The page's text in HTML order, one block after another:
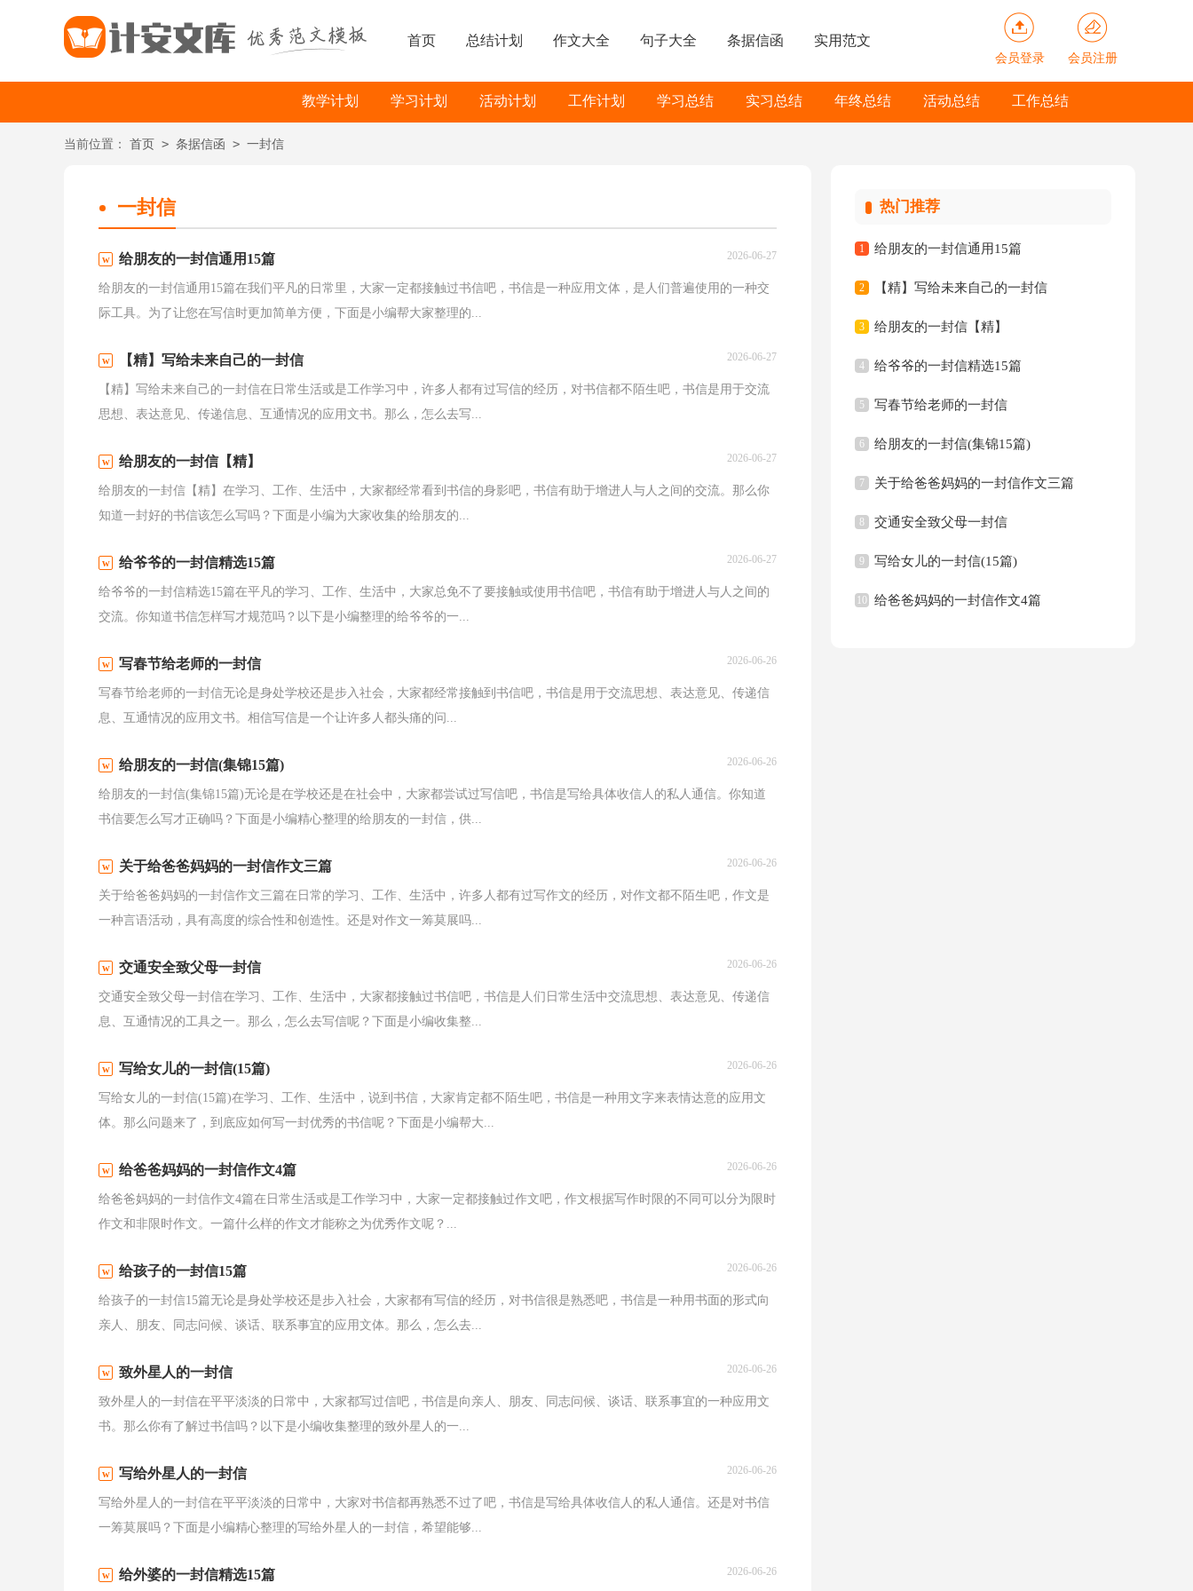
首页 总结计划 作文大全 句子大全 条据信函 实用范文
会员登录 会员注册
工作总结
活动总结
年终总结
实习总结
学习总结
工作计划
活动计划
学习计划
教学计划
当前位置： 首页 > 条据信函 > 一封信
一封信
给朋友的一封信通用15篇 2026-06-27
给朋友的一封信通用15篇在我们平凡的日常里，大家一定都接触过书信吧，书信是一种应用文体，是人们普遍使用的一种交
际工具。为了让您在写信时更加简单方便，下面是小编帮大家整理的...
【精】写给未来自己的一封信 2026-06-27
【精】写给未来自己的一封信在日常生活或是工作学习中，许多人都有过写信的经历，对书信都不陌生吧，书信是用于交流
思想、表达意见、传递信息、互通情况的应用文书。那么，怎么去写...
给朋友的一封信【精】 2026-06-27
给朋友的一封信【精】在学习、工作、生活中，大家都经常看到书信的身影吧，书信有助于增进人与人之间的交流。那么你
知道一封好的书信该怎么写吗？下面是小编为大家收集的给朋友的...
给爷爷的一封信精选15篇 2026-06-27
给爷爷的一封信精选15篇在平凡的学习、工作、生活中，大家总免不了要接触或使用书信吧，书信有助于增进人与人之间的
交流。你知道书信怎样写才规范吗？以下是小编整理的给爷爷的一...
写春节给老师的一封信 2026-06-26
写春节给老师的一封信无论是身处学校还是步入社会，大家都经常接触到书信吧，书信是用于交流思想、表达意见、传递信
息、互通情况的应用文书。相信写信是一个让许多人都头痛的问...
给朋友的一封信(集锦15篇) 2026-06-26
给朋友的一封信(集锦15篇)无论是在学校还是在社会中，大家都尝试过写信吧，书信是写给具体收信人的私人通信。你知道
书信要怎么写才正确吗？下面是小编精心整理的给朋友的一封信，供...
关于给爸爸妈妈的一封信作文三篇 2026-06-26
关于给爸爸妈妈的一封信作文三篇在日常的学习、工作、生活中，许多人都有过写作文的经历，对作文都不陌生吧，作文是
一种言语活动，具有高度的综合性和创造性。还是对作文一筹莫展吗...
交通安全致父母一封信 2026-06-26
交通安全致父母一封信在学习、工作、生活中，大家都接触过书信吧，书信是人们日常生活中交流思想、表达意见、传递信
息、互通情况的工具之一。那么，怎么去写信呢？下面是小编收集整...
写给女儿的一封信(15篇) 2026-06-26
写给女儿的一封信(15篇)在学习、工作、生活中，说到书信，大家肯定都不陌生吧，书信是一种用文字来表情达意的应用文
体。那么问题来了，到底应如何写一封优秀的书信呢？下面是小编帮大...
给爸爸妈妈的一封信作文4篇 2026-06-26
给爸爸妈妈的一封信作文4篇在日常生活或是工作学习中，大家一定都接触过作文吧，作文根据写作时限的不同可以分为限时
作文和非限时作文。一篇什么样的作文才能称之为优秀作文呢？...
给孩子的一封信15篇 2026-06-26
给孩子的一封信15篇无论是身处学校还是步入社会，大家都有写信的经历，对书信很是熟悉吧，书信是一种用书面的形式向
亲人、朋友、同志问候、谈话、联系事宜的应用文体。那么，怎么去...
致外星人的一封信 2026-06-26
致外星人的一封信在平平淡淡的日常中，大家都写过信吧，书信是向亲人、朋友、同志问候、谈话、联系事宜的一种应用文
书。那么你有了解过书信吗？以下是小编收集整理的致外星人的一...
写给外星人的一封信 2026-06-26
写给外星人的一封信在平平淡淡的日常中，大家对书信都再熟悉不过了吧，书信是写给具体收信人的私人通信。还是对书信
一筹莫展吗？下面是小编精心整理的写给外星人的一封信，希望能够...
给外婆的一封信精选15篇 2026-06-26
热门推荐
1 给朋友的一封信通用15篇
2 【精】写给未来自己的一封信
3 给朋友的一封信【精】
4 给爷爷的一封信精选15篇
5 写春节给老师的一封信
6 给朋友的一封信(集锦15篇)
7 关于给爸爸妈妈的一封信作文三篇
8 交通安全致父母一封信
9 写给女儿的一封信(15篇)
10 给爸爸妈妈的一封信作文4篇